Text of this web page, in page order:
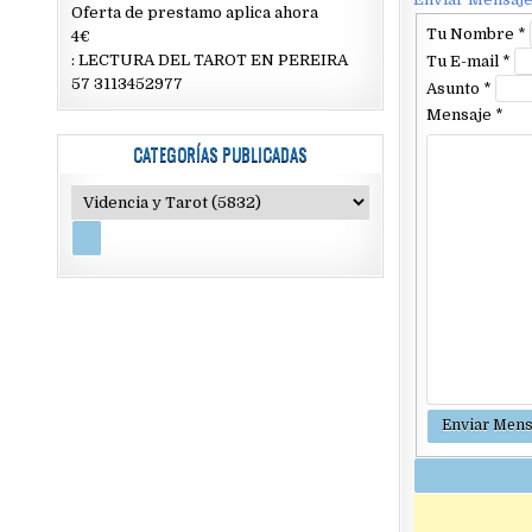
Tu Nombre *
Tu E-mail *
Asunto *
Mensaje *
Oferta de prestamo aplica ahora
4€
: LECTURA DEL TAROT EN PEREIRA
57 3113452977
CATEGORÍAS PUBLICADAS